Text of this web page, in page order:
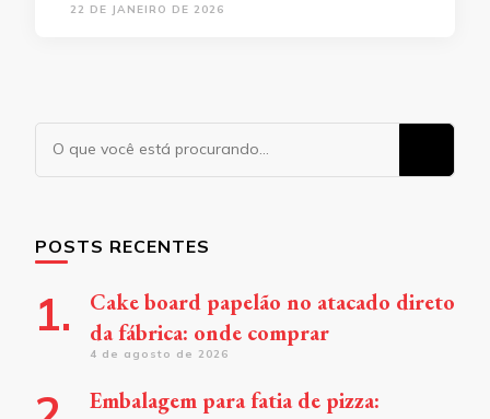
22 DE JANEIRO DE 2026
Procurando
POSTS RECENTES
Cake board papelão no atacado direto
da fábrica: onde comprar
4 de agosto de 2026
Embalagem para fatia de pizza: